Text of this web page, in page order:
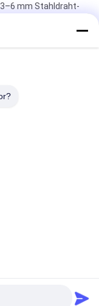
mm Stahldraht-
Schneidmaschine